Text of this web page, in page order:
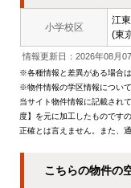
小学校区
江
(東
情報更新日：2026年08月
※各種情報と差異がある場合
※物件情報の学区情報について
当サイト物件情報に記載され
度】を元に加工したものです
正確とは言えません。また、
こちらの物件の